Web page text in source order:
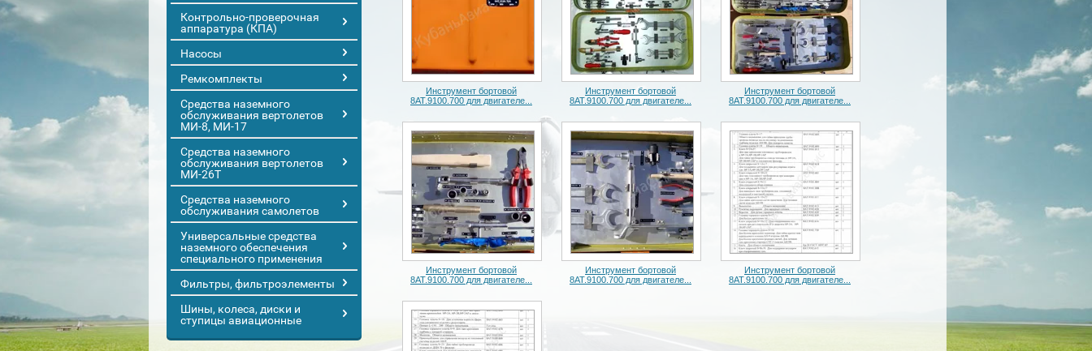
Инструмент бортовой
8АТ.9100.700 для двигателе...
Инструмент бортовой
8АТ.9100.700 для двигателе...
Инструмент бортовой
8АТ.9100.700 для двигателе...
Инструмент бортовой
8АТ.9100.700 для двигателе...
Инструмент бортовой
8АТ.9100.700 для двигателе...
Инструмент бортовой
8АТ.9100.700 для двигателе...
Контрольно-проверочная
аппаратура (КПА)
Насосы
Ремкомплекты
Средства наземного
обслуживания вертолетов
МИ-8, МИ-17
Средства наземного
обслуживания вертолетов
МИ-26Т
Средства наземного
обслуживания самолетов
Универсальные средства
наземного обеспечения
специального применения
Фильтры, фильтроэлементы
Шины, колеса, диски и
ступицы авиационные